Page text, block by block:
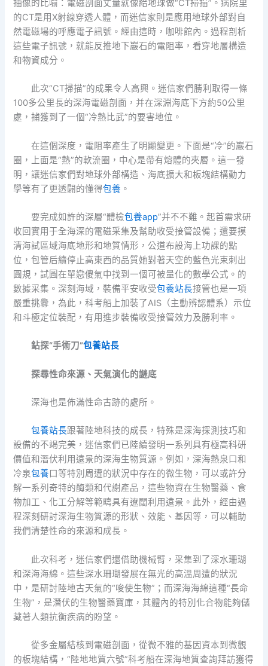
抽像的比喻：電磁剖面丈量就像給地球做“CT掃描”。病院里
的CT是用X射線穿透人體，而迷信家則是應用地球外部對自
然電磁場的呼應電子訊號。經由這時，咖啡館內。過程剖析
這些電子訊號，就能反推地下巖石的電阻率，看穿地層構造
和物資成分。
此次“CT掃描”的成果令人高興。迷信家們勝利取得一條
100多公里長的深海電磁剖面，并在深淵海底下方約50公里
處，捕獲到了一個“冷熱比武”的要害地位。
在這個深度，電阻率產生了明顯變更。下面是“冷”的巖石
圈，上面是“熱”的軟流圈，中心是帶有熔體的夾層。這一發
明，讓迷信家們對地球外部構造、海底擴大和板塊結構動力
學等有了更透闢的懂得包養 。
要完成如許的深層“體檢包養app”并不不難。起首需求研
收回實用于全海深的電磁采集及幫助收受接管設備；還要摸
清海試區域海底地形和地質情形，公道布設海上功課的點
位，包管后續停止高東西的品質她對著天空的藍色光束刺出
圓規，試圖在單戀傻氣中找到一個可被量化的數學公式。的
數據采集。深刻海域，裝備平安收受包養站長接管也是一項
嚴重挑釁，為此，科考船上加裝了AIS（主動辨認體系）示位
和斗極定位裝配，有用進步裝備收受接管效力及勝利率。
鉆探“手術刀”包養站長
探尋性命來源、天氣演化的謎底
深海也是佈滿性命古跡的處所。
包養站長跟著陸地科技的成長，特殊是深海探測技巧和
設備的不竭完美，迷信家們已陸續發明一系列具有極高科研
價值和潛伏利用遠景的深海生物質源。例如，深海熱泉口和
冷泉包養 口等特別周遭的狀況中存在的微生物，可以或許分
解一系列奇特的酶類和代謝產品，這些物資在生物醫藥、食
物加工、化工分解等範疇具有遼闊利用遠景。此外，經由過
程深刻研討深海生物質源的形狀、效能、基因等，可以輔助
我們清楚性命的來源和成長。
此次科考，迷信家們還借助機械臂，采集到了深水珊瑚
和深海海綿。這些深水珊瑚發展在無光的高溫周遭的狀況
中，是研討陸地古天氣的“唆使生物”；而深海海綿這種“長命
生物”，是潛伏的生物醫藥寶庫，其體內的特別化合物能夠儲
藏著人類抗衡疾病的盼望。
從多金屬結核到電磁剖面，從微不雅的基因資本到微觀
的板塊結構，“陸地地質六號”科考船在深海地質查詢拜訪獲得